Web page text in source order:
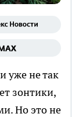
уже не так
зонтики,
Но это не